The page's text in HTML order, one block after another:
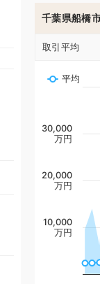
千葉県船橋
取引平均
平均
10,000
万円
20,000
万円
30,000
万円